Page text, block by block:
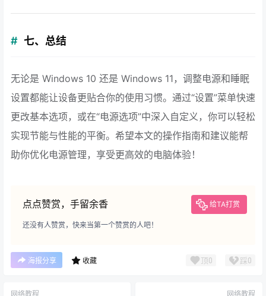
七、总结
无论是 Windows 10 还是 Windows 11，调整电源和睡眠
设置都能让设备更贴合你的使用习惯。通过“设置”菜单快速
更改基本选项，或在“电源选项”中深入自定义，你可以轻松
实现节能与性能的平衡。希望本文的操作指南和建议能帮
助你优化电源管理，享受更高效的电脑体验！
点点赞赏，手留余香 给TA打赏
还没有人赞赏，快来当第一个赞赏的人吧！
海报分享 收藏 顶0 踩0
网络教程 网络教程